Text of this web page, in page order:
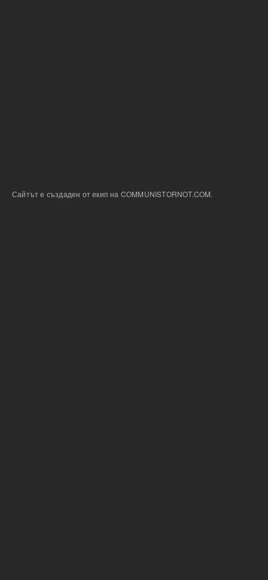
Сайтът е създаден от екип на COMMUNISTORNOT.COM.